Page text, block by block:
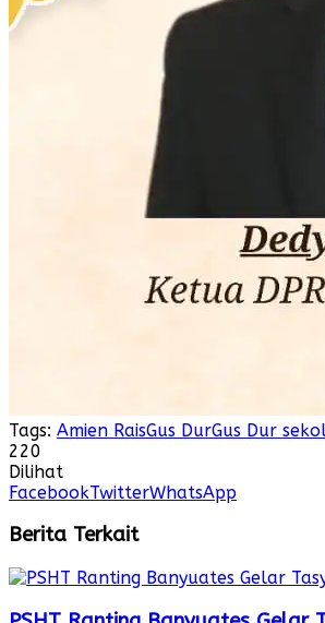
Tags: Amien RaisGus DurGus Dur
220
Dilihat
FacebookTwitterWhatsApp
Berita Terkait